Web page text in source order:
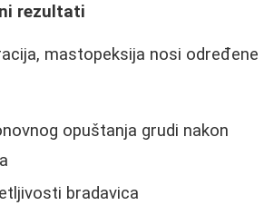
rezultati
mastopeksija nosi određene
opuštanja grudi nakon
bradavica